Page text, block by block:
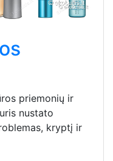
priemonių ir
nustato
kryptį ir